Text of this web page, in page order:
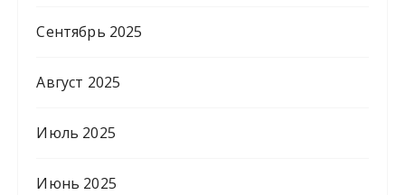
Сентябрь 2025
Август 2025
Июль 2025
Июнь 2025